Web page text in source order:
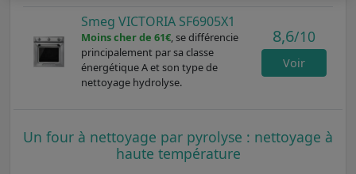
Smeg VICTORIA SF6905X1
Moins cher de 61€, se différencie
principalement par sa classe
énergétique A et son type de
nettoyage hydrolyse.
8,6/10
Voir
Un four à nettoyage par pyrolyse : nettoyage à
haute température